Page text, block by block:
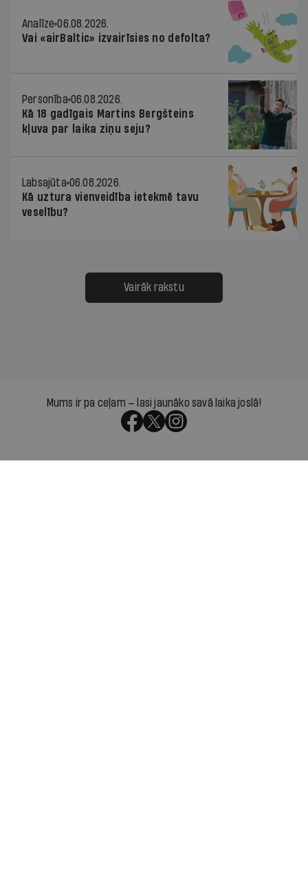
Analīze 06.08.2026.
Vai «airBaltic» izvairīsies no defolta?
Personība 06.08.2026.
Kā 18 gadīgais Martins Bergšteins
kļuva par laika ziņu seju?
Labsajūta 06.08.2026.
Kā uztura vienveidība ietekmē tavu
veselību?
Vairāk rakstu
Mums ir pa ceļam — lasi jaunāko savā laika joslā!